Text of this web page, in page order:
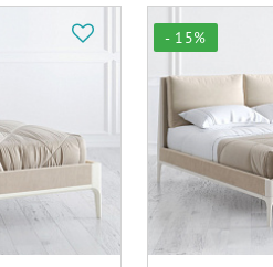
- 15%